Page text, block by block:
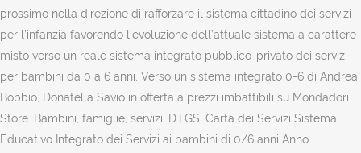
prossimo nella direzione di rafforzare il sistema cittadino dei servizi
per l’infanzia favorendo l’evoluzione dell’attuale sistema a carattere
misto verso un reale sistema integrato pubblico-privato dei servizi
per bambini da 0 a 6 anni. Verso un sistema integrato 0-6 di Andrea
Bobbio, Donatella Savio in offerta a prezzi imbattibili su Mondadori
Store. Bambini, famiglie, servizi. D.LGS. Carta dei Servizi Sistema
Educativo Integrato dei Servizi ai bambini di 0/6 anni Anno